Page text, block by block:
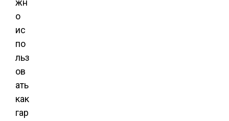
о
ис
по
льз
ов
ать
как
гар